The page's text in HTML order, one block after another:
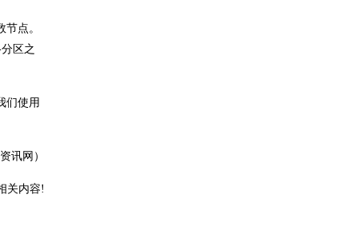
点。
区之
们使用
讯网）
关内容!